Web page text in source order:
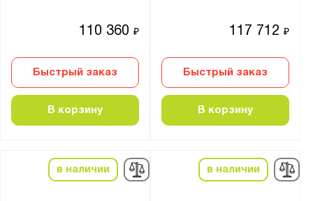
110 360₽
Быстрый заказ
В корзину
117 712₽
Быстрый заказ
В корзину
в наличии в наличии